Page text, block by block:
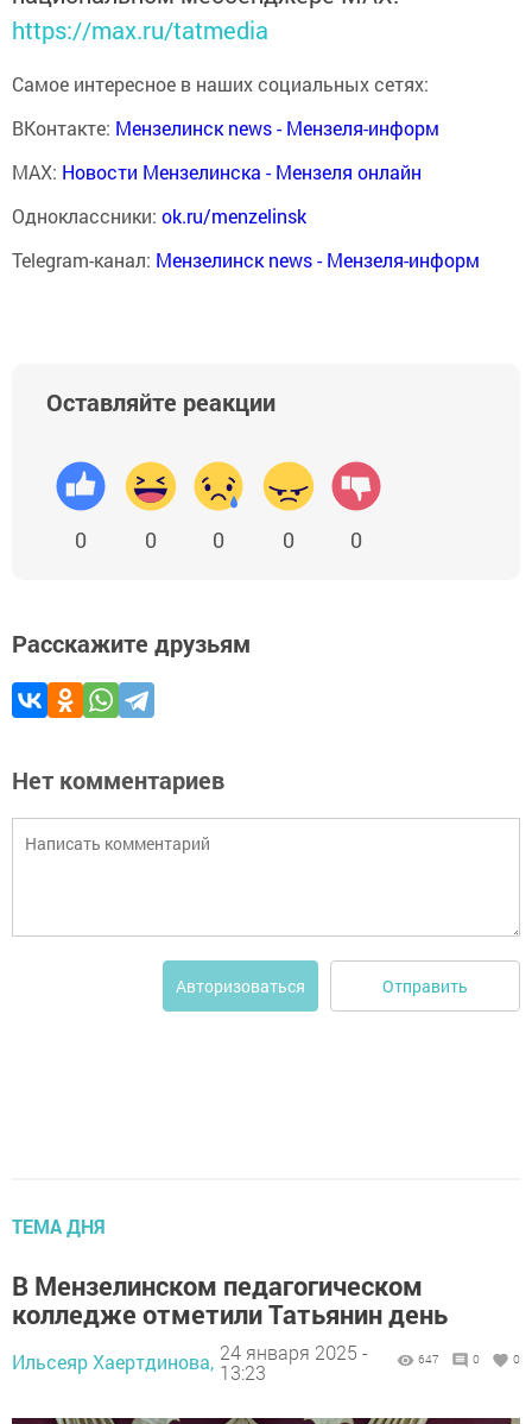
https://max.ru/tatmedia
Самое интересное в наших социальных сетях:
ВКонтакте: Мензелинск news - Мензеля-информ
MAX: Новости Мензелинска - Мензеля онлайн
Одноклассники: ok.ru/menzelinsk
Telegram-канал: Мензелинск news - Мензеля-информ
Оставляйте реакции
0 0 0 0 0
Расскажите друзьям
Нет комментариев
Авторизоваться Отправить
ТЕМА ДНЯ
В Мензелинском педагогическом
колледже отметили Татьянин день
Ильсеяр Хаертдинова, 24 января 2025 -
13:23
647 0 0